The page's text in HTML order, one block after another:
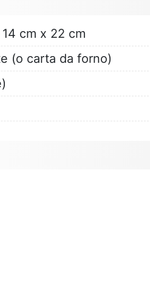
cm x 22 cm
(o carta da forno)